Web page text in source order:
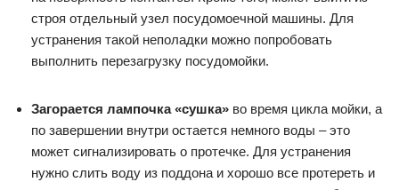
строя отдельный узел посудомоечной машины. Для
устранения такой неполадки можно попробовать
выполнить перезагрузку посудомойки.
Загорается лампочка «сушка» во время цикла мойки, а
по завершении внутри остается немного воды – это
может сигнализировать о протечке. Для устранения
нужно слить воду из поддона и хорошо все протереть и